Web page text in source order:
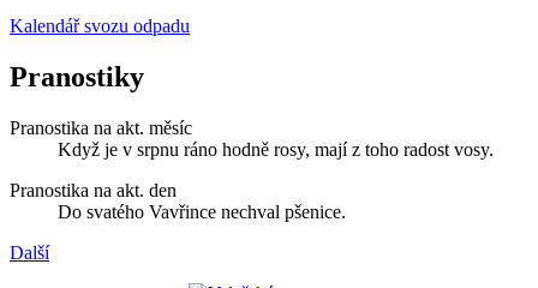
Kalendář svozu odpadu
Pranostiky
Pranostika na akt. měsíc
Když je v srpnu ráno hodně rosy, mají z toho radost vosy.
Pranostika na akt. den
Do svatého Vavřince nechval pšenice.
Další